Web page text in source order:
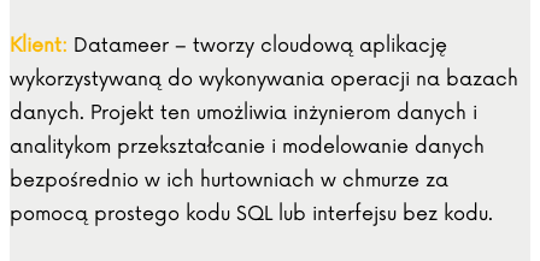
Klient: Datameer – tworzy cloudową aplikację
wykorzystywaną do wykonywania operacji na bazach
danych. Projekt ten umożliwia inżynierom danych i
analitykom przekształcanie i modelowanie danych
bezpośrednio w ich hurtowniach w chmurze za
pomocą prostego kodu SQL lub interfejsu bez kodu.